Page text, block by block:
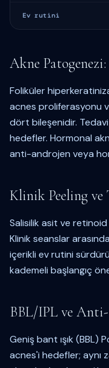
Ev rutini
Akne
Foliküler
acnes proliferasyonu
dört bileşenidir.
hedefler. Hormonal
anti-androjen veya
Klinik Peeling
Salisilik asit ve retinoid
Klinik seanslar
içerikli ev rutini
kademeli başlangıç
BBL/IPL ve
Geniş bant ışık (BBL)
acnes'i hedefler; aynı